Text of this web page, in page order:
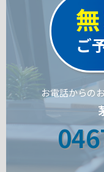
ご
お電話からの